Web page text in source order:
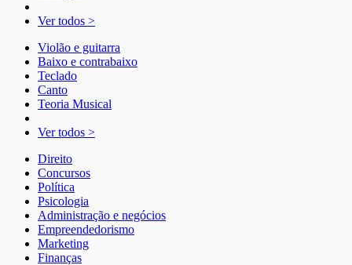
Ver todos >
Violão e guitarra
Baixo e contrabaixo
Teclado
Canto
Teoria Musical
Ver todos >
Direito
Concursos
Política
Psicologia
Administração e negócios
Empreendedorismo
Marketing
Finanças